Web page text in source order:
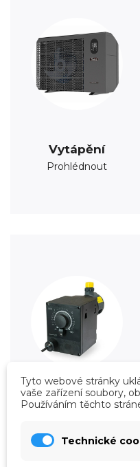
Vytápění
Prohlédnout
Úprava vody
Tyto webové stránky
vaše zařízení soubory,
Používáním těchto
Technické